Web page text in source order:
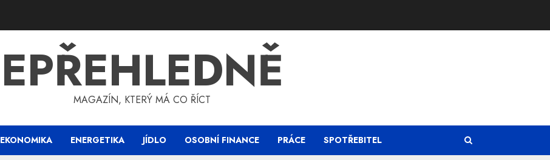
EPŘEHLEDNĚ
MAGAZÍN, KTERÝ MÁ CO ŘÍCT
EKONOMIKA ENERGETIKA JÍDLO OSOBNÍ FINANCE PRÁCE SPOTŘEBITEL